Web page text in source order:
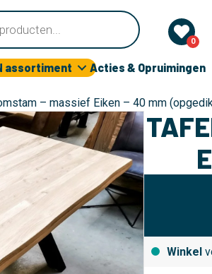
0
assortiment Acties & Opruimingen
– massief Eiken – 40 mm
Winkel